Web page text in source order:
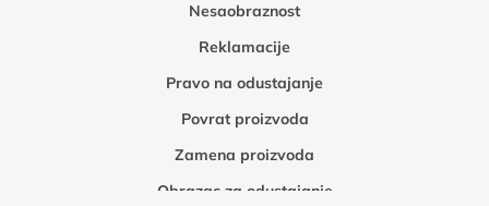
Nesaobraznost
Reklamacije
Pravo na odustajanje
Povrat proizvoda
Zamena proizvoda
Obrazac za odustajanje